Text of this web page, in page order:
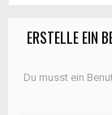
ERSTELLE EIN
Du musst ein